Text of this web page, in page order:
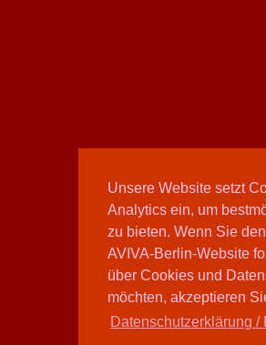
Unsere Website setzt
Analytics ein, um
zu bieten. Wenn Sie
AVIVA-Berlin-Website
über Cookies und
möchten, akzeptieren
Datenschutzerklärung /